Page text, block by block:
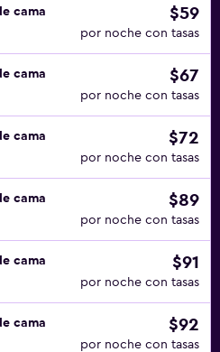
cama
$59
por noche con tasas
cama
$67
por noche con tasas
cama
$72
por noche con tasas
cama
$89
por noche con tasas
cama
$91
por noche con tasas
cama
$92
por noche con tasas